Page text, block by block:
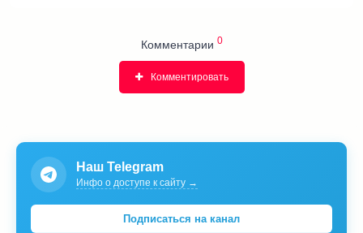
Комментарии 0
Комментировать
Наш Telegram
Инфо о доступе к сайту →
Подписаться на канал